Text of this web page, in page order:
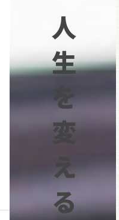
人
生
を
変
え
る